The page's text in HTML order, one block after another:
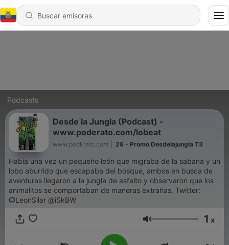
Podcasts
Desde la Jungla (Podcast) -
www.poderato.com/lobeat
www.podErato.com 26 - Promo Desdelajungla T3
Había una vez un pequeño león que migraba de la sabana y un
lobo aburrido que escapaba del bosque, ambos en busca de
aventuras llegaron a la jungla de asfalto y observaron que los
animalitos se comportaban de maneras extrañas. Twitter:
@LeonSilar @iSkBW
Volumen 1 x